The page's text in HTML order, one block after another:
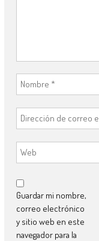
Guardar mi nombre,
correo electrónico
y sitio web en este
navegador para la